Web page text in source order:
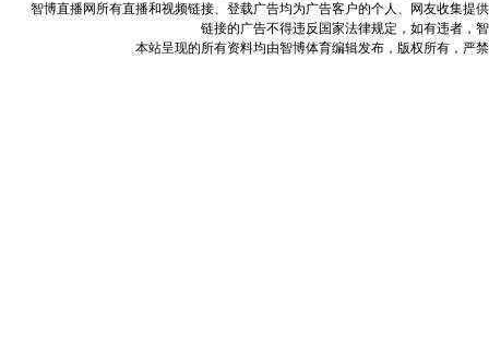
智博直播网所有直播和视频链接、登载广告均为广告客户的个人、网友收集提
链接的广告不得违反国家法律规定，如有违者，
本站呈现的所有资料均由智博体育编辑发布，版权所有，严